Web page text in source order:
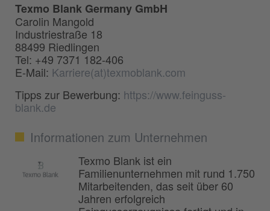
Texmo Blank Germany GmbH
Carolin Mangold
Industriestraße 18
88499 Riedlingen
Tel: +49 7371 182-406
E-Mail: Karriere(at)texmoblank.com
Tipps zur Bewerbung: https://www.feinguss-
blank.de
Informationen zum Unternehmen
Texmo Blank ist ein
Familienunternehmen mit rund 1.750
Mitarbeitenden, das seit über 60
Jahren erfolgreich